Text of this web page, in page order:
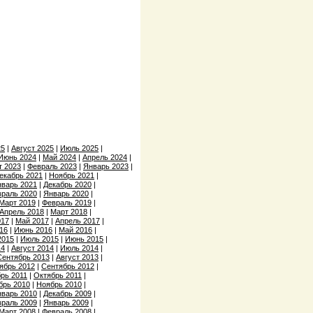
| Август 2025 | Июль 2025 |
2024 | Май 2024 | Апрель 2024 |
2023 | Февраль 2023 | Январь 2023 |
2021 | Ноябрь 2021 |
2021 | Декабрь 2020 |
2020 | Январь 2020 |
2019 | Февраль 2019 |
Апрель 2018 | Март 2018 |
| Май 2017 | Апрель 2017 |
| Июнь 2016 | Май 2016 |
| Июль 2015 | Июнь 2015 |
| Август 2014 | Июль 2014 |
2013 | Август 2013 |
2012 | Сентябрь 2012 |
2011 | Октябрь 2011 |
2010 | Ноябрь 2010 |
2010 | Декабрь 2009 |
2009 | Январь 2009 |